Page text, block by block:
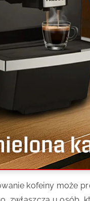
kofeiny może